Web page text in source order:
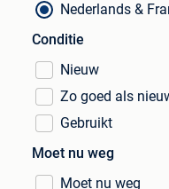
Nederlands &
Conditie
Nieuw
Zo goed als
Gebruikt
Moet nu weg
Moet nu weg